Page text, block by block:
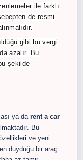
ile farklı
de resmi
gibi bu vergi
azalır. Bu
şekilde
ya da rent a car
Bu
ve yeni
duyduğu bir araç